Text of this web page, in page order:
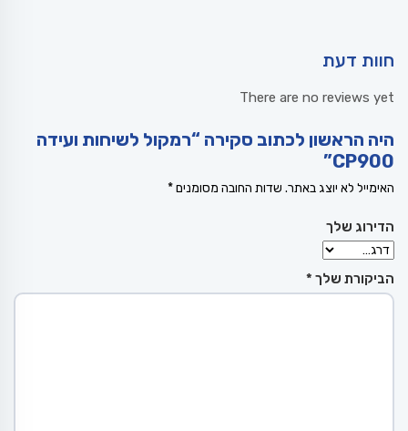
חוות דעת
There are no reviews yet
היה הראשון לכתוב סקירה “רמקול לשיחות ועידה
CP900”
האימייל לא יוצג באתר. שדות החובה מסומנים*
הדירוג שלך
הביקורת שלך *